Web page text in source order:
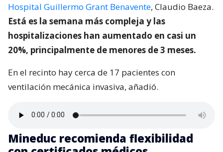
Hospital Guillermo Grant Benavente, Claudio Baeza.
Está es la semana más compleja y las
hospitalizaciones han aumentado en casi un
20%, principalmente de menores de 3 meses.
En el recinto hay cerca de 17 pacientes con
ventilación mecánica invasiva, añadió.
Mineduc recomienda flexibilidad